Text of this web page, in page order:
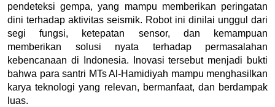
pendeteksi gempa, yang mampu memberikan peringatan
dini terhadap aktivitas seismik. Robot ini dinilai unggul dari
segi fungsi, ketepatan sensor, dan kemampuan
memberikan solusi nyata terhadap permasalahan
kebencanaan di Indonesia. Inovasi tersebut menjadi bukti
bahwa para santri MTs Al-Hamidiyah mampu menghasilkan
karya teknologi yang relevan, bermanfaat, dan berdampak
luas.